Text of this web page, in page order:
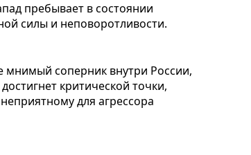
пребывает в состоянии
силы и неповоротливости.
мнимый соперник внутри России,
критической точки,
для агрессора